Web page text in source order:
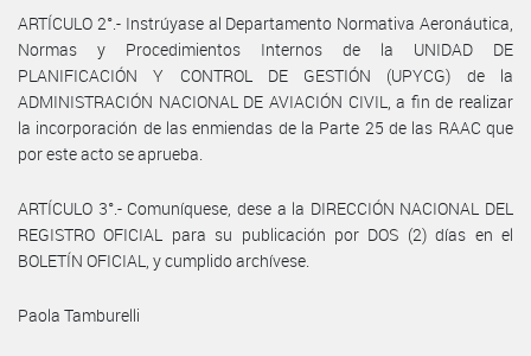
ARTÍCULO 2°.- Instrúyase al Departamento Normativa Aeronáutica,
Normas y Procedimientos Internos de la UNIDAD DE
PLANIFICACIÓN Y CONTROL DE GESTIÓN (UPYCG) de la
ADMINISTRACIÓN NACIONAL DE AVIACIÓN CIVIL, a fin de realizar
la incorporación de las enmiendas de la Parte 25 de las RAAC que
por este acto se aprueba.
ARTÍCULO 3°.- Comuníquese, dese a la DIRECCIÓN NACIONAL DEL
REGISTRO OFICIAL para su publicación por DOS (2) días en el
BOLETÍN OFICIAL, y cumplido archívese.
Paola Tamburelli